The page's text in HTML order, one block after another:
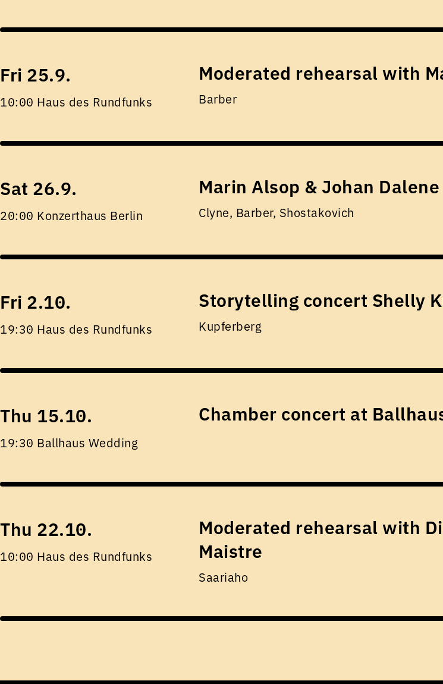
Fri 25.9.
10:00 Haus des Rundfunks
Moderated rehearsal with
Barber
Sat 26.9.
20:00 Konzerthaus Berlin
Marin Alsop & Johan Dalene
Clyne, Barber, Shostakovich
Fri 2.10.
19:30 Haus des Rundfunks
Storytelling concert Shelly
Kupferberg
Thu 15.10.
19:30 Ballhaus Wedding
Chamber concert at
Thu 22.10.
10:00 Haus des Rundfunks
Moderated rehearsal with
Maistre
Saariaho